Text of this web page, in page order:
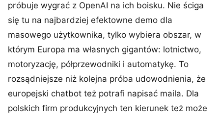
próbuje wygrać z OpenAI na ich boisku. Nie ściga
się tu na najbardziej efektowne demo dla
masowego użytkownika, tylko wybiera obszar, w
którym Europa ma własnych gigantów: lotnictwo,
motoryzację, półprzewodniki i automatykę. To
rozsądniejsze niż kolejna próba udowodnienia, że
europejski chatbot też potrafi napisać maila. Dla
polskich firm produkcyjnych ten kierunek też może